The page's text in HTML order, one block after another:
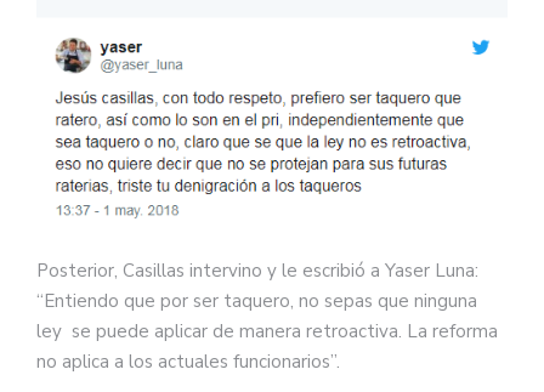
Posterior, Casillas intervino y le escribió a Yaser Luna:
“Entiendo que por ser taquero, no sepas que ninguna
ley se puede aplicar de manera retroactiva. La reforma
no aplica a los actuales funcionarios”.